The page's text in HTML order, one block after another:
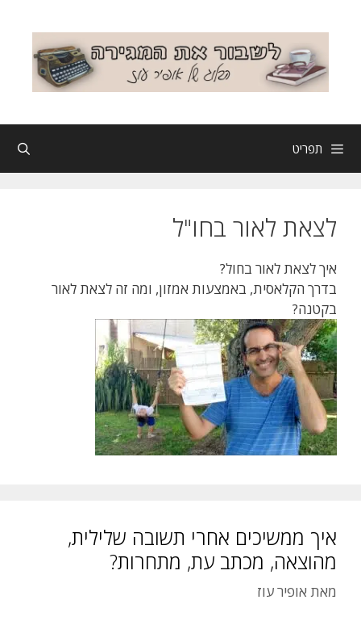
תפריט
לצאת לאור בחו"ל
איך לצאת לאור בחול?
בדרך הקלאסית, באמצעות אמזון, ומה זה לצאת לאור
בקטנה?
איך ממשיכים אחרי תשובה שלילית,
מהוצאה, מכתב עת, מתחרות?
מאת אופיר עוז